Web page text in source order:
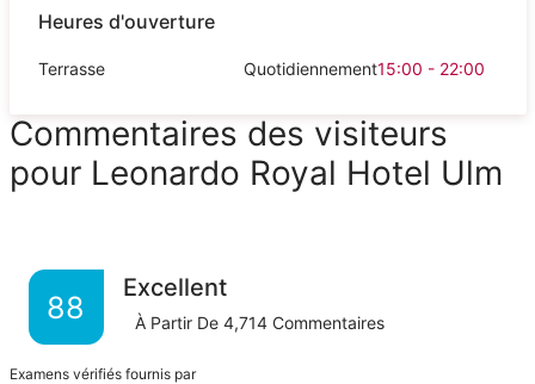
Heures d'ouverture
Terrasse Quotidiennement15:00 - 22:00
Commentaires des visiteurs
pour Leonardo Royal Hotel Ulm
88
Excellent
À Partir De 4,714 Commentaires
Examens vérifiés fournis par